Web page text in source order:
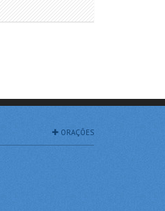
ORAÇÕES